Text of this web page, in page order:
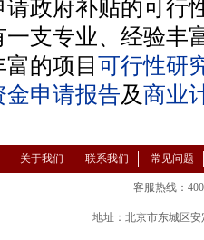
政府补贴的可行
专业、经验丰
的项目 可行性研
金申请报告及商业
关于我们 联系我们 常见问题
客服热线：
地址：北京市东城区